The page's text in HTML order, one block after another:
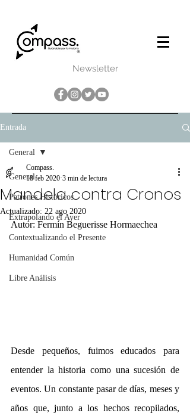
Newsletter
Entrada
General
Patrones Históricos
Extrapolando el Ayer
Contextualizando el Presente
Humanidad Común
Libre Análisis
General
Mandela contra Cronos
Compass.
18 feb 2020 3 min de lectura
Actualizado: 22 ago 2020
Autor: Fermín Beguerisse Hormaechea
Desde pequeños, fuimos educados para
entender la historia como una sucesión de
eventos. Un constante pasar de días, meses y
años que, junto a los hechos recopilados,